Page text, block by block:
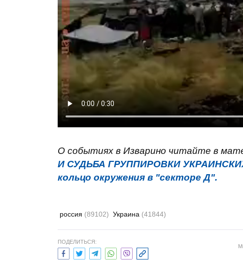
О событиях в Изварино читайте в
И СУДЬБА ГРУППИРОВКИ
кольцо окружения в "секторе Д".
россия (89102) Украина (41844)
ПОДЕЛИТЬСЯ: